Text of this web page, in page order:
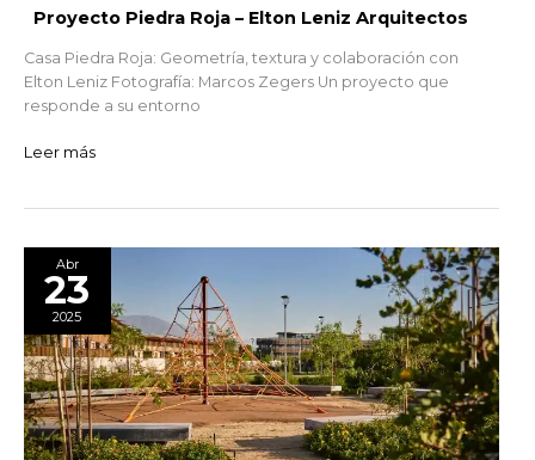
Proyecto Piedra Roja – Elton Leniz Arquitectos
Casa Piedra Roja: Geometría, textura y colaboración con
Elton Leniz Fotografía: Marcos Zegers Un proyecto que
responde a su entorno
Leer más
Abr
23
2025
Mobiliario
Precisión
un
Parque
Residencial
de
Alto